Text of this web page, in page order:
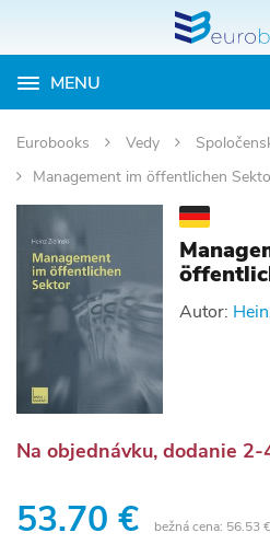
MENU
Eurobooks Vedy
Management im öffentlichen
Autor:
Na objednávku, dodanie
53.70 € bežná cena: 56.53 €